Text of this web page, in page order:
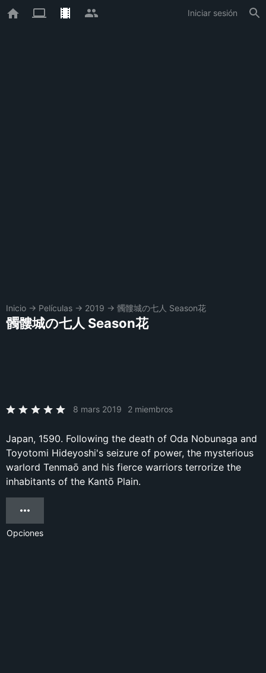
Iniciar sesión
Inicio → Películas → 2019 → 髑髏城の七人 Season花
髑髏城の七人 Season花
8 mars 2019 2 miembros
Japan, 1590. Following the death of Oda Nobunaga and
Toyotomi Hideyoshi's seizure of power, the mysterious
warlord Tenmaō and his fierce warriors terrorize the
inhabitants of the Kantō Plain.
Opciones